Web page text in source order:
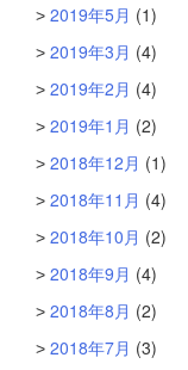
2019年5月 (1)
2019年3月 (4)
2019年2月 (4)
2019年1月 (2)
2018年12月 (1)
2018年11月 (4)
2018年10月 (2)
2018年9月 (4)
2018年8月 (2)
2018年7月 (3)